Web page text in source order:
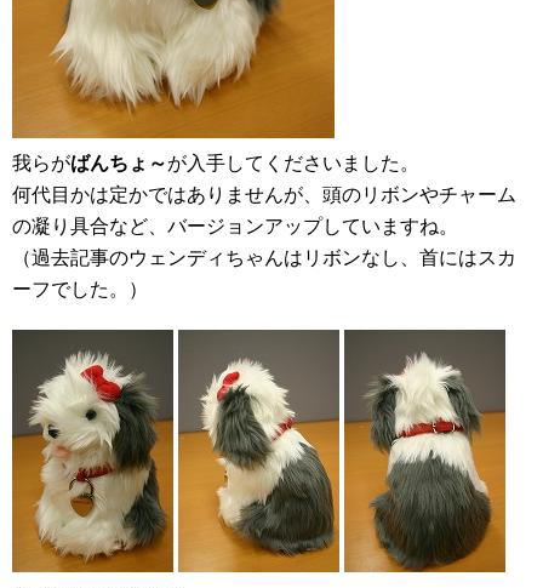
我らがばんちょ～が入手してくださいました。
何代目かは定かではありませんが、頭のリボンやチャーム
の凝り具合など、バージョンアップしていますね。
（過去記事のウェンディちゃんはリボンなし、首にはスカ
ーフでした。）